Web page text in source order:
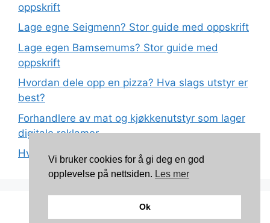
oppskrift
Lage egne Seigmenn? Stor guide med oppskrift
Lage egen Bamsemums? Stor guide med
oppskrift
Hvordan dele opp en pizza? Hva slags utstyr er
best?
Forhandlere av mat og kjøkkenutstyr som lager
digitale reklamer
Hva betyr det at plast har matkvalitet?
Kontakt: torunnbeategjerven@gmail.com
Vi bruker cookies for å gi deg en god
opplevelse på nettsiden. Les mer
Ok